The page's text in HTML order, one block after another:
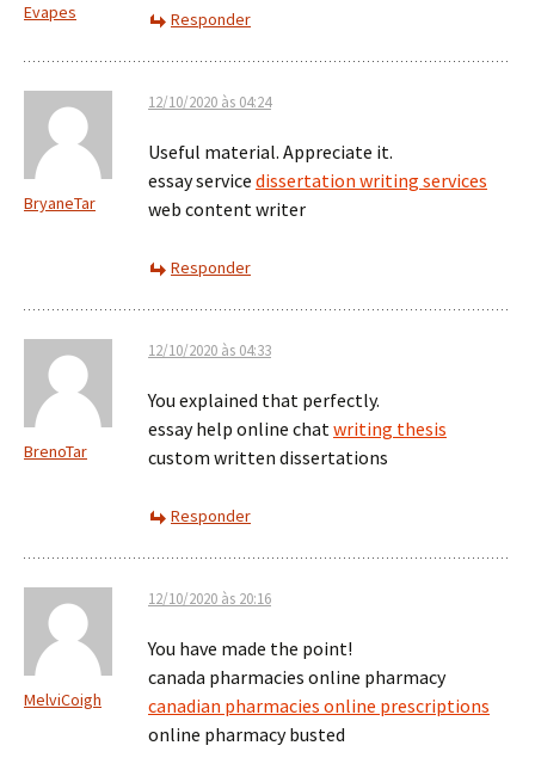
Evapes Responder
BryaneTar
12/10/2020 às 04:24
Useful material. Appreciate it.
essay service dissertation writing services
web content writer
Responder
BrenoTar
12/10/2020 às 04:33
You explained that perfectly.
essay help online chatwriting thesis
custom written dissertations
Responder
MelviCoigh
12/10/2020 às 20:16
You have made the point!
canada pharmacies online pharmacy
canadian pharmacies online prescriptions
online pharmacy busted